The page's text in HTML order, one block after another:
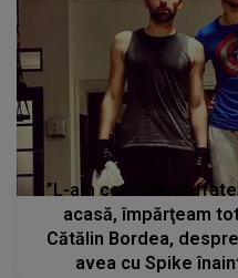
”L-am considerat
acasă, împărţeam
Cătălin Bordea,
avea cu Spike